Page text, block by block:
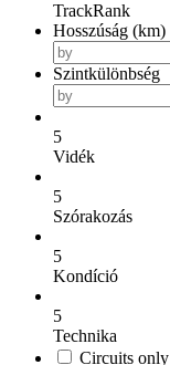
TrackRank
Hosszúság (km)
Szintkülönbség
5
Vidék
5
Szórakozás
5
Kondíció
5
Technika
Circuits only